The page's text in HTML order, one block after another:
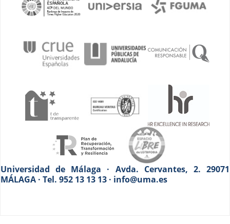
Universidad de Málaga · Avda. Cervantes, 2. 29071
MÁLAGA · Tel. 952 13 13 13 · info@uma.es